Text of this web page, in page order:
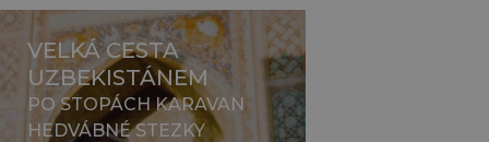
VELKÁ CESTA
UZBEKISTÁNEM
PO STOPÁCH KARAVAN
HEDVÁBNÉ STEZKY